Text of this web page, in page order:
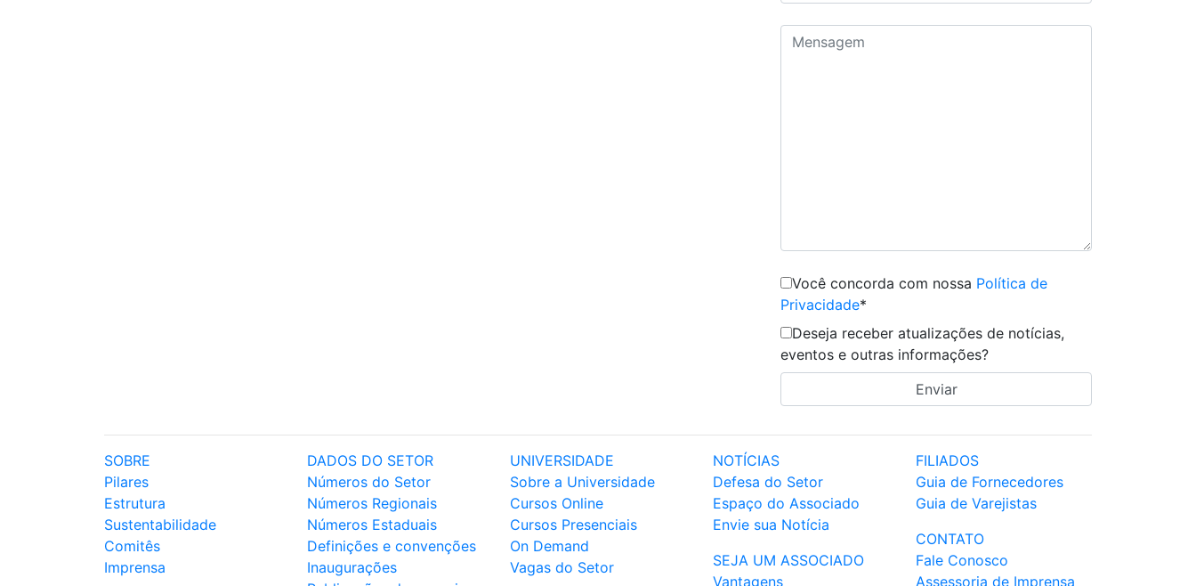
Você concorda com nossa Política de
Privacidade*
Deseja receber atualizações de notícias,
eventos e outras informações?
SOBRE
Pilares
Estrutura
Sustentabilidade
Comitês
Imprensa
DADOS DO SETOR
Números do Setor
Números Regionais
Números Estaduais
Definições e convenções
Inaugurações
UNIVERSIDADE
Sobre a Universidade
Cursos Online
Cursos Presenciais
On Demand
Vagas do Setor
NOTÍCIAS
Defesa do Setor
Espaço do Associado
Envie sua Notícia
SEJA UM ASSOCIADO
Vantagens
FILIADOS
Guia de Fornecedores
Guia de Varejistas
CONTATO
Fale Conosco
Assessoria de Imprensa